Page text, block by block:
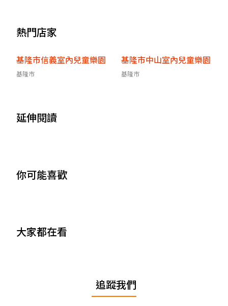
熱門店家
基隆市信義室內兒童樂園
基隆市
基隆市中山室內兒童樂園
基隆市
延伸閱讀
你可能喜歡
大家都在看
追蹤我們